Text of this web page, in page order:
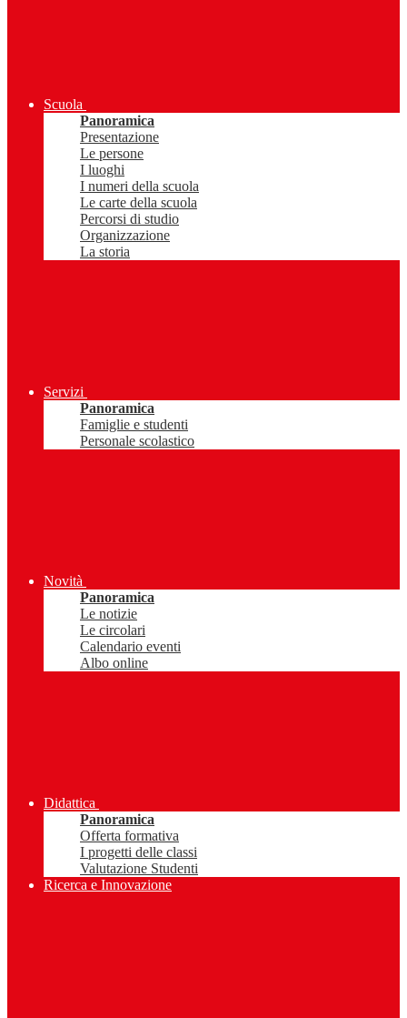
Scuola
Panoramica
Presentazione
Le persone
I luoghi
I numeri della scuola
Le carte della scuola
Percorsi di studio
Organizzazione
La storia
Servizi
Panoramica
Famiglie e studenti
Personale scolastico
Novità
Panoramica
Le notizie
Le circolari
Calendario eventi
Albo online
Didattica
Panoramica
Offerta formativa
I progetti delle classi
Valutazione Studenti
Ricerca e Innovazione